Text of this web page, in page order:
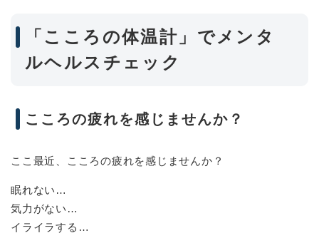
「こころの体温計」でメンタ
ルヘルスチェック
こころの疲れを感じませんか？
ここ最近、こころの疲れを感じませんか？
眠れない…
気力がない…
イライラする…